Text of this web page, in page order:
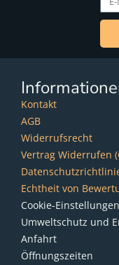
Kontakt
AGB
Widerrufsrecht
Vertrag Widerrufen
Echtheit von
Cookie-Einstellungen
Umweltschutz und
Anfahrt
Öffnungszeiten